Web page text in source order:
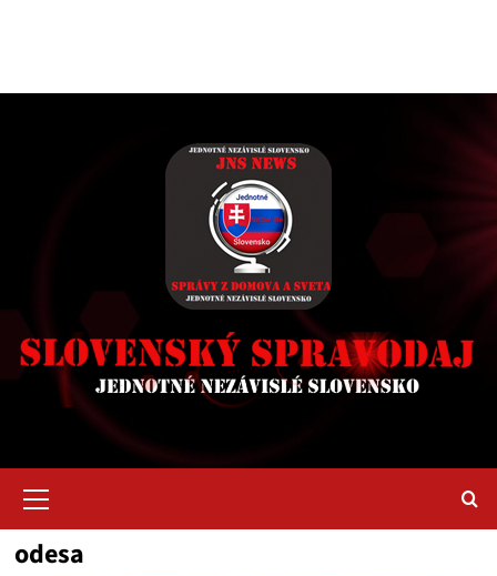
Menu
odesa